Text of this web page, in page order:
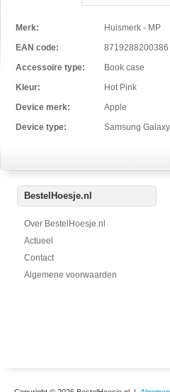
Merk:
Huismerk - MP
EAN code:
8719288200386
Accessoire type:
Book case
Kleur:
Hot Pink
Device merk:
Apple
Device type:
Samsung
BestelHoesje.nl
Over BestelHoesje.nl
Actueel
Contact
Algemene voorwaarden